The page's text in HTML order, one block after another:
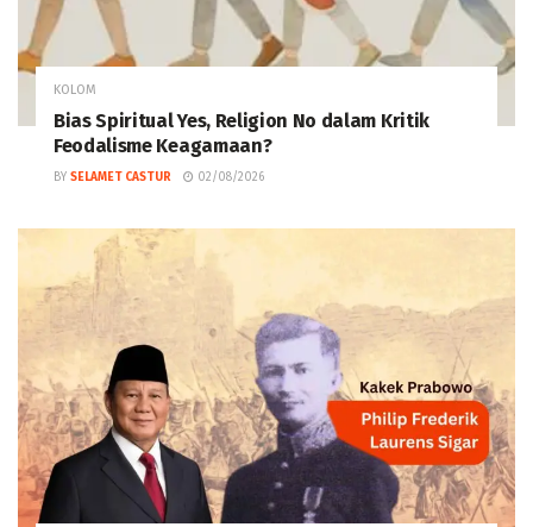
KOLOM
Bias Spiritual Yes, Religion No dalam Kritik
Feodalisme Keagamaan?
BY SELAMET CASTUR 02/08/2026